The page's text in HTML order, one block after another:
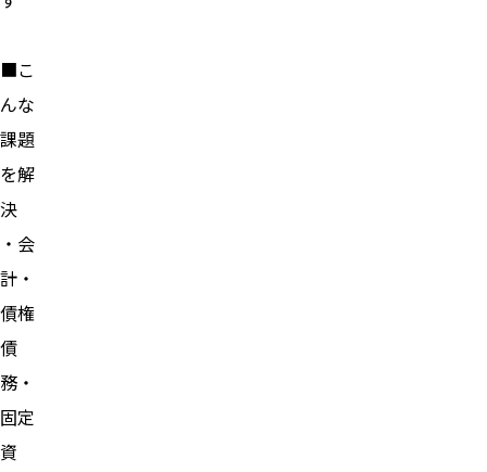
■こ
んな
課題
を解
決
・会
計・
債権
債
務・
固定
資